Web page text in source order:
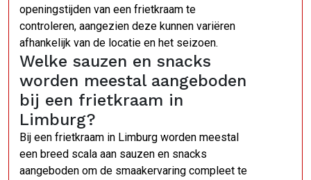
openingstijden van een frietkraam te
controleren, aangezien deze kunnen variëren
afhankelijk van de locatie en het seizoen.
Welke sauzen en snacks
worden meestal aangeboden
bij een frietkraam in
Limburg?
Bij een frietkraam in Limburg worden meestal
een breed scala aan sauzen en snacks
aangeboden om de smaakervaring compleet te